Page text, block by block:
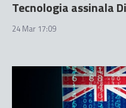
Tecnologia assinala
24 Mar 17:09